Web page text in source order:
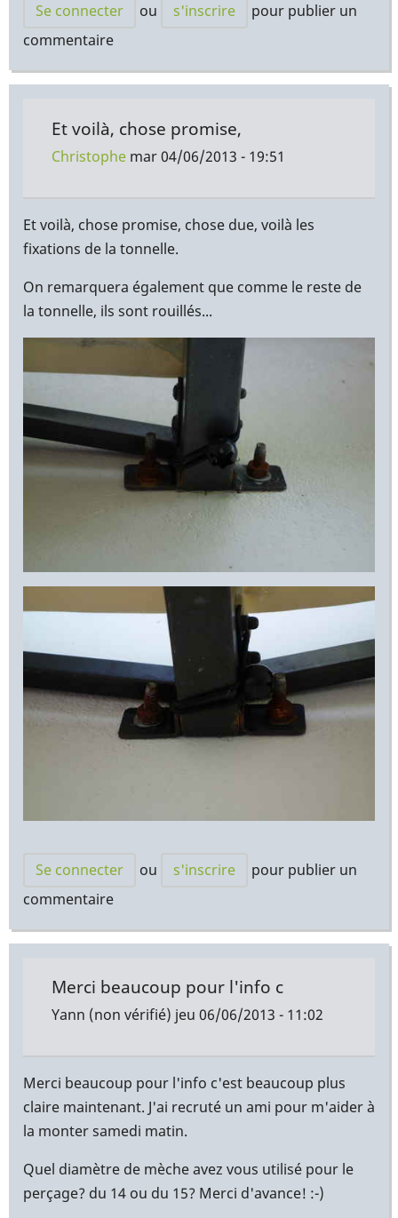
Se connecter ou s'inscrire
pour publier un
commentaire
Et voilà, chose promise,
Christophe mar 04/06/2013 - 19:51
réponse
à
Yann,
par
Christophe
Et voilà, chose promise, chose due, voilà les
fixations de la tonnelle.
On remarquera également que comme le reste de
la tonnelle, ils sont rouillés...
Se connecter ou s'inscrire
pour publier un
commentaire
Merci beaucoup pour l'info c
Yann (non vérifié) jeu 06/06/2013 - 11:02
Merci beaucoup pour l'info c'est beaucoup plus
claire maintenant. J'ai recruté un ami pour m'aider à
la monter samedi matin.
Quel diamètre de mèche avez vous utilisé pour le
perçage? du 14 ou du 15? Merci d'avance! :-)